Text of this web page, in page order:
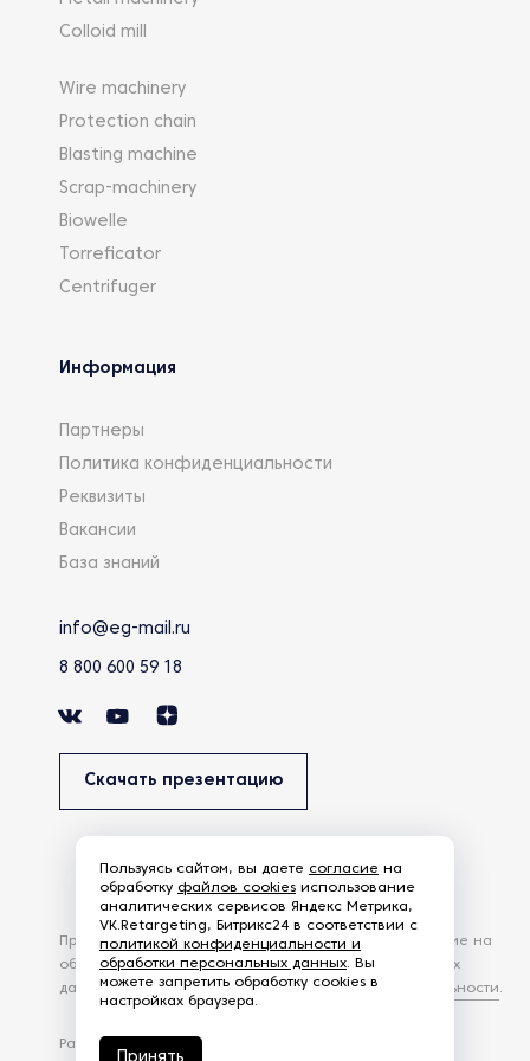
Colloid mill
Wire machinery
Protection chain
Blasting machine
Scrap-machinery
Biowelle
Torreficator
Centrifuger
Информация
Партнеры
Политика конфиденциальности
Реквизиты
Вакансии
База знаний
info@eg-mail.ru
8 800 600 59 18
Скачать презентацию
Разработка сайта —
Продолжая использовать наш сайт, вы даете согласие на
обработку файлов Cookies и других пользовательских
данных, в соответствии сПолитикой конфиденциальности.
Пользуясь сайтом, вы даете согласие на
обработку файлов cookies использование
аналитических сервисов Яндекс Метрика,
VK.Retargeting, Битрикс24 в соответствии с
политикой конфиденциальности и
обработки персональных данных. Вы
можете запретить обработку cookies в
настройках браузера.